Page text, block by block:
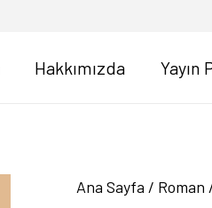
Hakkımızda Yayın
Ana Sayfa / Roman